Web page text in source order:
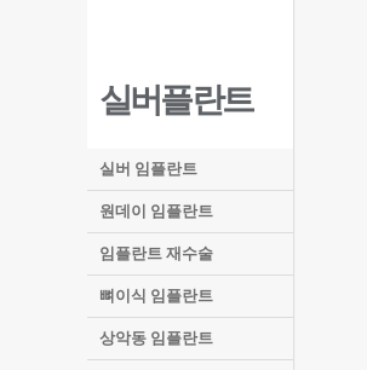
실버플란트
실버 임플란트
원데이 임플란트
임플란트 재수술
뼈이식 임플란트
상악동 임플란트